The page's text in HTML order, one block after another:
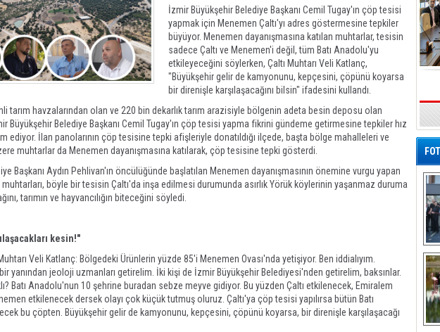
İzmir Büyükşehir Belediye Başkanı Cemil Tugay'ın çöp tesisi
yapmak için Menemen Çaltı'yı adres göstermesine tepkiler
büyüyor. Menemen dayanışmasına katılan muhtarlar, tesisin
sadece Çaltı ve Menemen'i değil, tüm Batı Anadolu'yu
etkileyeceğini söylerken, Çaltı Muhtarı Veli Katlanç,
"Büyükşehir gelir de kamyonunu, kepçesini, çöpünü koyarsa
bir direnişle karşılaşacağını bilsin" ifadesini kullandı.
tarım havzalarından olan ve 220 bin dekarlık tarım arazisiyle bölgenin adeta besin deposu olan
Büyükşehir Belediye Başkanı Cemil Tugay'ın çöp tesisi yapma fikrini gündeme getirmesine tepkiler hız
ediyor. İlan panolarının çöp tesisine tepki afişleriyle donatıldığı ilçede, başta bölge mahalleleri ve
muhtarlar da Menemen dayanışmasına katılarak, çöp tesisine tepki gösterdi.
Başkanı Aydın Pehlivan'ın öncülüğünde başlatılan Menemen dayanışmasının önemine vurgu yapan
böyle bir tesisin Çaltı'da inşa edilmesi durumunda asırlık Yörük köylerinin yaşanmaz duruma
tarımın ve hayvancılığın biteceğini söyledi.
kesin!"
Veli Katlanç: Bölgedeki Ürünlerin yüzde 85'i Menemen Ovası'nda yetişiyor. Ben iddialıyım.
yanından jeoloji uzmanları getirelim. İki kişi de İzmir Büyükşehir Belediyesi'nden getirelim, baksınlar.
Batı Anadolu'nun 10 şehrine buradan sebze meyve gidiyor. Bu yüzden Çaltı etkilenecek, Emiralem
etkilenecek dersek olayı çok küçük tutmuş oluruz. Çaltı'ya çöp tesisi yapılırsa bütün Batı
bu çöpten. Büyükşehir gelir de kamyonunu, kepçesini, çöpünü koyarsa, bir direnişle karşılaşacağı